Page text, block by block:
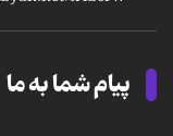
پیام شما به ما